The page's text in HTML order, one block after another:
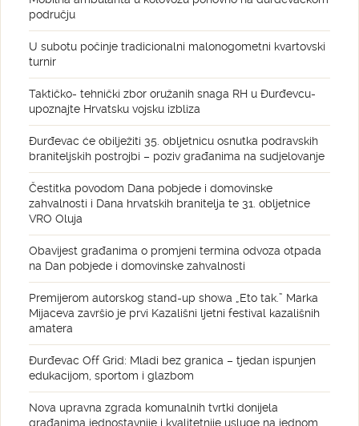
području
U subotu počinje tradicionalni malonogometni kvartovski
turnir
Taktičko- tehnički zbor oružanih snaga RH u Đurđevcu-
upoznajte Hrvatsku vojsku izbliza
Đurđevac će obilježiti 35. obljetnicu osnutka podravskih
braniteljskih postrojbi – poziv građanima na sudjelovanje
Čestitka povodom Dana pobjede i domovinske
zahvalnosti i Dana hrvatskih branitelja te 31. obljetnice
VRO Oluja
Obavijest građanima o promjeni termina odvoza otpada
na Dan pobjede i domovinske zahvalnosti
Premijerom autorskog stand-up showa „Eto tak.” Marka
Mijaceva završio je prvi Kazališni ljetni festival kazališnih
amatera
Đurđevac Off Grid: Mladi bez granica – tjedan ispunjen
edukacijom, sportom i glazbom
Nova upravna zgrada komunalnih tvrtki donijela
građanima jednostavnije i kvalitetnije usluge na jednom